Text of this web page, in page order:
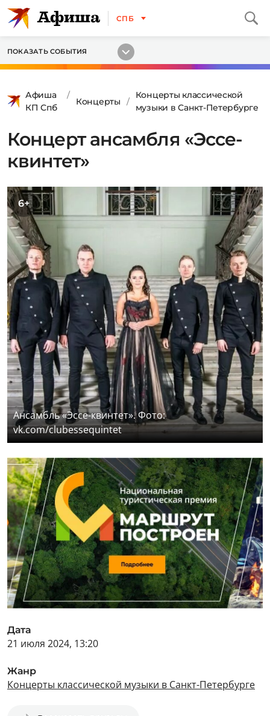
СПБ
ПОКАЗАТЬ СОБЫТИЯ
Афиша
КП Спб
Концерты
Концерты классической
музыки в Санкт-Петербурге
Концерт ансамбля «Эссе-
квинтет»
6+
Ансамбль «Эссе-квинтет». Фото:
vk.com/clubessequintet
Дата
21 июля 2024, 13:20
Жанр
Концерты классической музыки в Санкт-Петербурге